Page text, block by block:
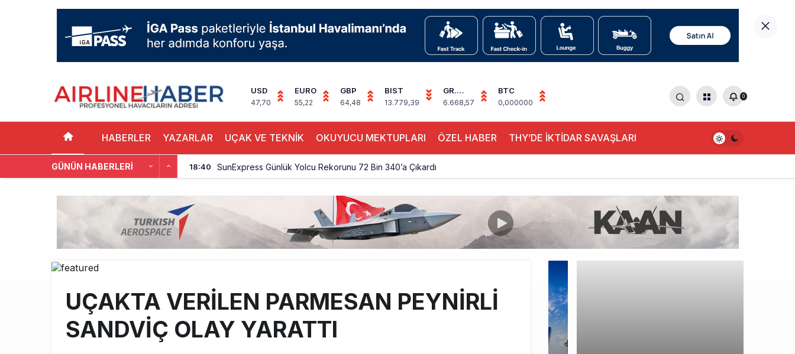
USD
47,70
EURO
55,22
GBP
64,48
BIST
13.779,39
GR.
ALTIN
6.668,57
BTC
0,000000
0
HABERLER YAZARLAR UÇAK VE TEKNİK OKUYUCU MEKTUPLARI ÖZEL HABER THY’DE İKTİDAR SAVAŞLARI
GÜNÜN HABERLERI 18:40 SunExpress Günlük Yolcu Rekorunu 72 Bin 340’a Çıkardı
Aslıhan Güven, Airport Leader of the Future Finalisti Oldu
EasyJet, 5,7 Milyar Sterline Apollo’ya Satılıyor
Pilotlar, Teknisyenler, Kabin Ekipleri ve Yer Hizmeti Çalışanları Gazeteci Olmaya Çalışıyor!
10:56 AJet Uçuşlarıyla Rus Turist İçin Yeni Türkiye Rotası
10:00 Airbus Temmuz bilançosunu açıkladı: 204 yeni sipariş
UÇAKTA VERİLEN PARMESAN PEYNİRLİ
SANDVİÇ OLAY YARATTI